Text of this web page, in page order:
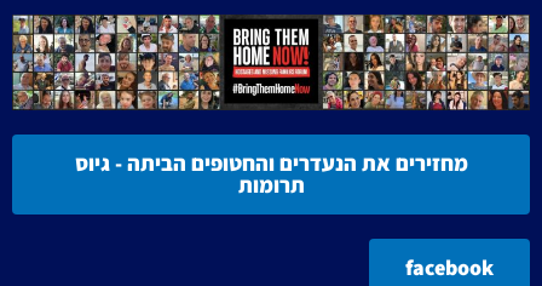
מחזירים את הנעדרים והחטופים הביתה - גיוס
תרומות
facebook